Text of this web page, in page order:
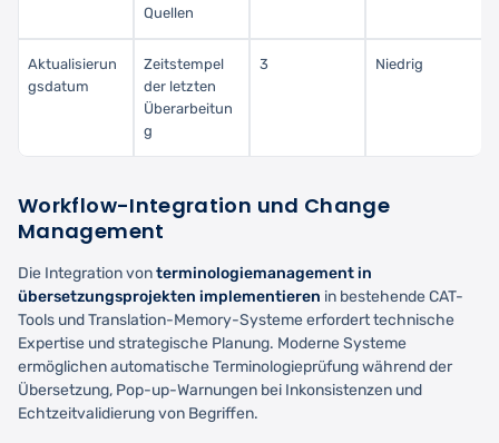
Quellen
Aktualisierun
gsdatum
Zeitstempel
der letzten
Überarbeitun
g
3 Niedrig
Workflow-Integration und Change
Management
Die Integration vonterminologiemanagement in
übersetzungsprojekten implementieren in bestehende CAT-
Tools und Translation-Memory-Systeme erfordert technische
Expertise und strategische Planung. Moderne Systeme
ermöglichen automatische Terminologieprüfung während der
Übersetzung, Pop-up-Warnungen bei Inkonsistenzen und
Echtzeitvalidierung von Begriffen.